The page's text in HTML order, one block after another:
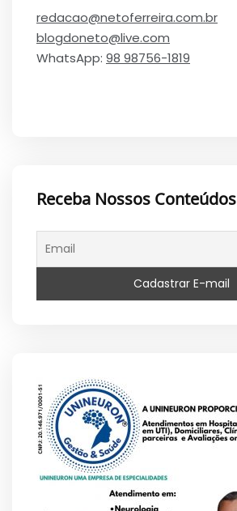
redacao@netoferreira.com.br
blogdoneto@live.com
WhatsApp: 98 98756-1819
Receba Nossos Conteúdos